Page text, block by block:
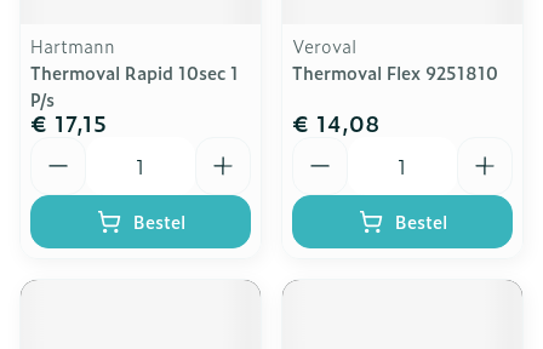
Hartmann
Thermoval Rapid 10sec 1
P/s
€ 17,15
Bestel
Veroval
Thermoval Flex 9251810
€ 14,08
Bestel